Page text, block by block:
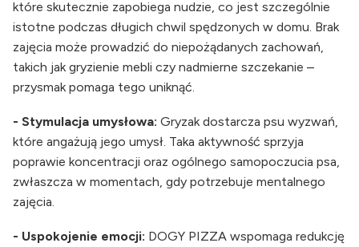
które skutecznie zapobiega nudzie, co jest szczególnie
istotne podczas długich chwil spędzonych w domu. Brak
zajęcia może prowadzić do niepożądanych zachowań,
takich jak gryzienie mebli czy nadmierne szczekanie –
przysmak pomaga tego uniknąć.
- Stymulacja umysłowa: Gryzak dostarcza psu wyzwań,
które angażują jego umysł. Taka aktywność sprzyja
poprawie koncentracji oraz ogólnego samopoczucia psa,
zwłaszcza w momentach, gdy potrzebuje mentalnego
zajęcia.
- Uspokojenie emocji: DOGY PIZZA wspomaga redukcję